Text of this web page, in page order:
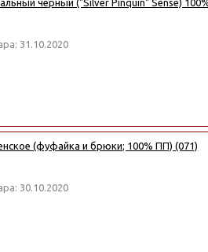
31.10.2020
(фуфайка и брюки; 100% ПП) (071)
30.10.2020